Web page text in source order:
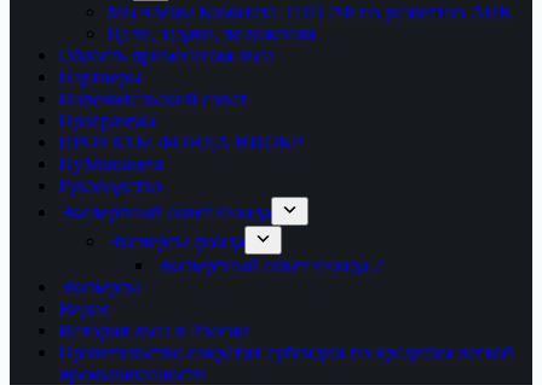
Мы члены Комитета ТПП РФ по развитию АПК
Цели, задачи, положения
Область применения льна
Партнеры
Попечительский совет
Программы
ПРОЕКТЫ ФОНДА НИОКР
Публикации
Руководство
Экспертный совет Фонда
Эксперты фонда
Экспертный совет Фонда 2
Эксперты
Видео
История льна в России
Правительство сократит субсидии по кредитам легкой
промышленности